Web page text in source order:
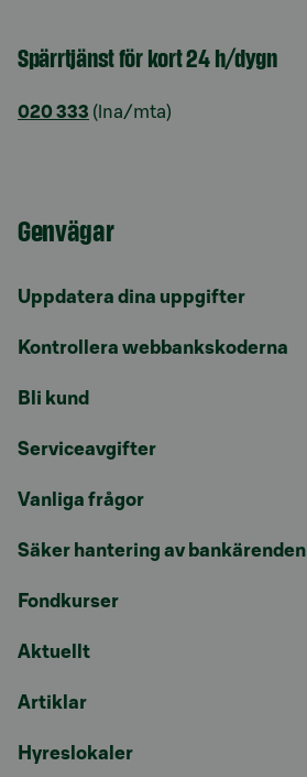
Spärrtjänst för kort 24 h/dygn
020 333 (lna/mta)
Genvägar
Uppdatera dina uppgifter
Kontrollera webbankskoderna
Bli kund
Serviceavgifter
Vanliga frågor
Säker hantering av bankärenden
Fondkurser
Aktuellt
Artiklar
Hyreslokaler